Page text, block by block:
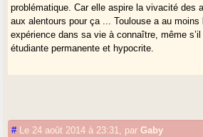
problématique. Car elle aspire la vivacité des
aux alentours pour ça ... Toulouse a au moins
expérience dans sa vie à connaître, même
étudiante permanente et hypocrite.
# Le 24 août 2014 à 23:31 parGaby